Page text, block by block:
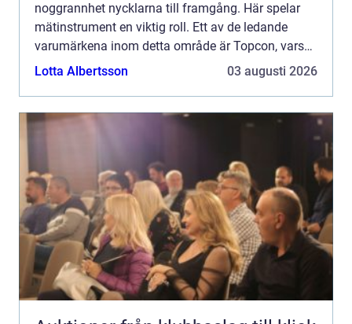
noggrannhet nycklarna till framgång. Här spelar
mätinstrument en viktig roll. Ett av de ledande
varumärkena inom detta område är Topcon, vars
innovativa lösningar o...
Lotta Albertsson 03 augusti 2026